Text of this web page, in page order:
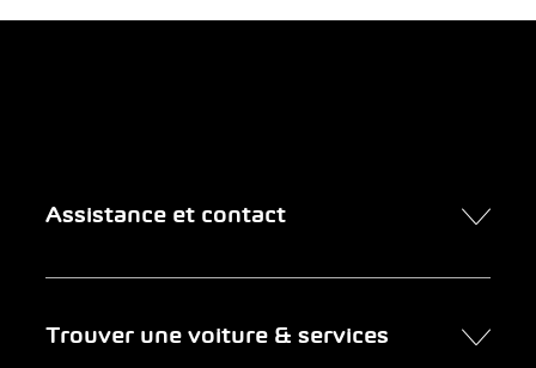
Assistance et contact
Trouver une voiture & services